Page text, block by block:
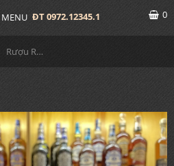
MENU ĐT 0972.12345.1 0
Rượu Royal Salute 21 Hộp Quà Tết 2022